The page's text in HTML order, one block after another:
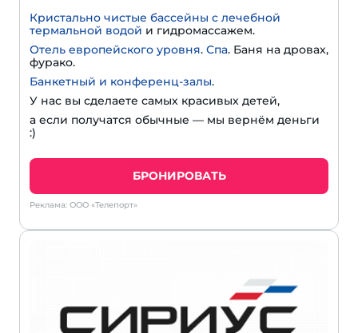
Кристально чистые бассейны с лечебной
термальной водой и гидромассажем.
Отель европейского уровня. Спа. Баня на дровах,
фурако.
Банкетный и конференц-залы.
У нас вы сделаете самых красивых детей,
а если получатся обычные — мы вернём деньги
:)
БРОНИРОВАТЬ
Реклама: ООО «Телепорт»